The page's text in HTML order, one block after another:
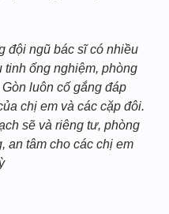
đội ngũ bác sĩ có nhiều
tinh ống nghiệm, phòng
luôn cố gắng đáp
chị em và các cặp đôi.
sẽ và riêng tư, phòng
an tâm cho các chị em